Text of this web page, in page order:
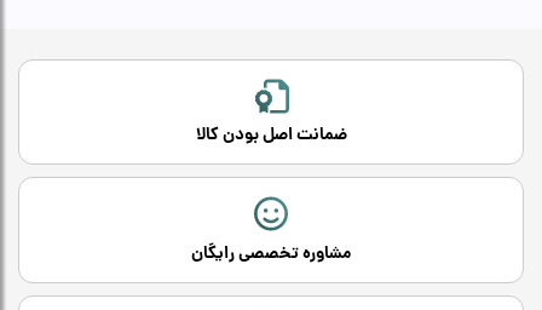
ضمانت اصل بودن کالا
مشاوره تخصصی رایگان